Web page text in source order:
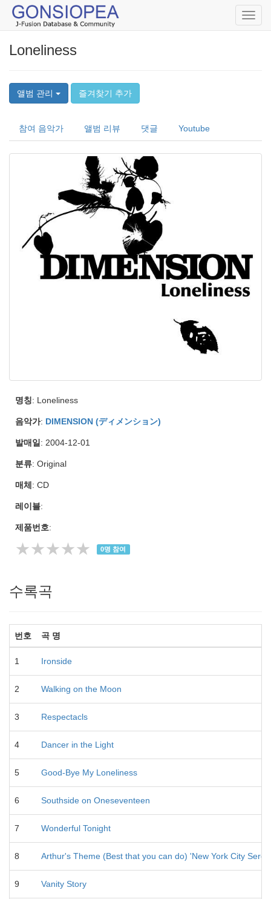
Loneliness
앨범 관리 즐겨찾기 추가
참여 음악가 앨범 리뷰 댓글 Youtube
명칭: Loneliness
음악가: DIMENSION (ディメンション)
발매일: 2004-12-01
분류: Original
매체 : CD
레이블:
제품번호:
★★★★★ 0명 참여
수록곡
번호 곡 명
1 Ironside
2 Walking on the Moon
3 Respectacls
4 Dancer in the Light
5 Good-Bye My Loneliness
6 Southside on Oneseventeen
7 Wonderful Tonight
8 Arthur's Theme (Best that you can do) 'New York City
9 Vanity Story